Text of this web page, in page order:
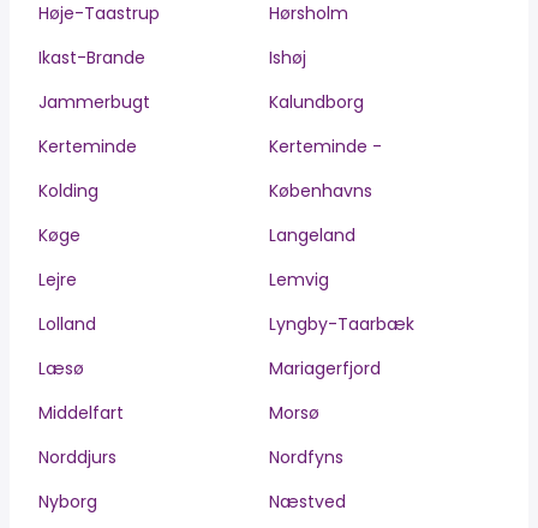
Høje-Taastrup
Hørsholm
Ikast-Brande
Ishøj
Jammerbugt
Kalundborg
Kerteminde
Kerteminde -
Kolding
Københavns
Køge
Langeland
Lejre
Lemvig
Lolland
Lyngby-Taarbæk
Læsø
Mariagerfjord
Middelfart
Morsø
Norddjurs
Nordfyns
Nyborg
Næstved